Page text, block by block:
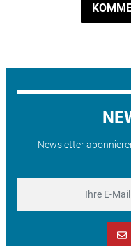
Newsletter